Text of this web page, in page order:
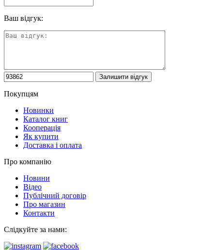
Ваш відгук:
Покупцям
Новинки
Каталог книг
Кооперація
Як купити
Доставка і оплата
Про компанію
Новини
Відео
Публічний договір
Про магазин
Контакти
Слідкуйте за нами: